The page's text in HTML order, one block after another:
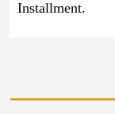
Installment.